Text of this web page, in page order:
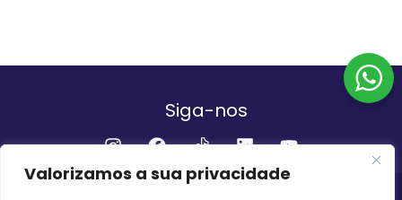
Valorizamos a sua privacidade
Siga-nos
Institucional